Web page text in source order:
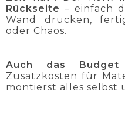
Rückseite – einfach
Wand drücken,
oder Chaos.
Auch das
Zusatzkosten für
montierst alles selbst